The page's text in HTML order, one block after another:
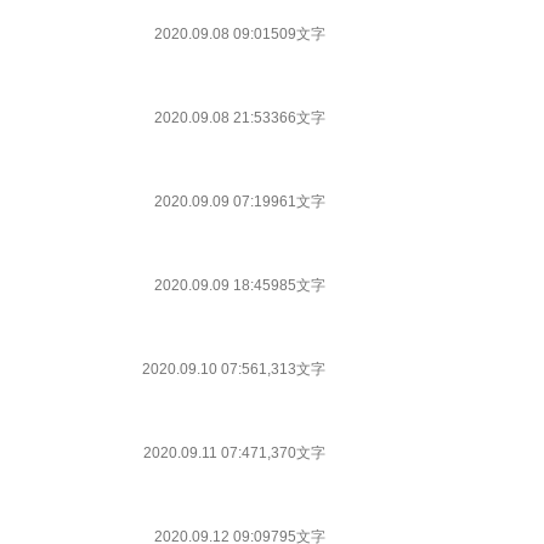
2020.09.08 09:01509文字
2020.09.08 21:53366文字
2020.09.09 07:19961文字
2020.09.09 18:45985文字
2020.09.10 07:561,313文字
2020.09.11 07:471,370文字
2020.09.12 09:09795文字